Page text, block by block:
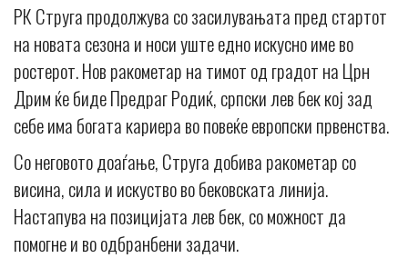
РК Струга продолжува со засилувањата пред стартот
на новата сезона и носи уште едно искусно име во
ростерот. Нов ракометар на тимот од градот на Црн
Дрим ќе биде Предраг Родиќ, српски лев бек кој зад
себе има богата кариера во повеќе европски првенства.
Со неговото доаѓање, Струга добива ракометар со
висина, сила и искуство во бековската линија.
Настапува на позицијата лев бек, со можност да
помогне и во одбранбени задачи.